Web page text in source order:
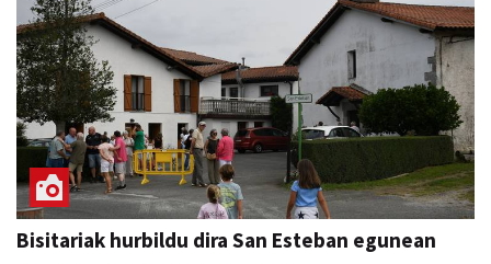
Bisitariak hurbildu dira San Esteban egunean